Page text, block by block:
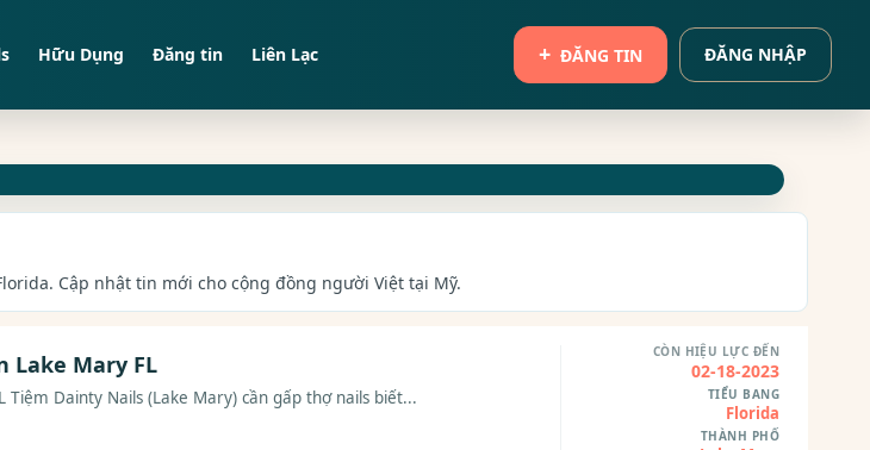
Hữu Dụng Đăng tin Liên Lạc ĐĂNG TIN ĐĂNG NHẬP
Cập nhật tin mới cho cộng đồng người Việt tại Mỹ.
Lake Mary FL
Dainty Nails (Lake Mary) cần gấp thợ nails biết...
CÒN HIỆU LỰC ĐẾN
02-18-2023
TIỂU BANG
Florida
THÀNH PHỐ